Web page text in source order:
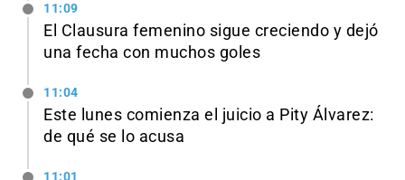
11:09
El Clausura femenino sigue creciendo y dejó
una fecha con muchos goles
11:04
Este lunes comienza el juicio a Pity Álvarez:
de qué se lo acusa
11:01